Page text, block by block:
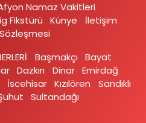
Namaz Vakitleri
Fikstürü Künye
İletişim
Başmakçı
Bayat
Dazkırı Dinar Emirdağ‎
İscehisar Kızılören‎
Sandıklı‎
Sultandağı